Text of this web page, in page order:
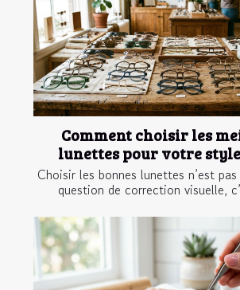
Comment choisir les
lunettes pour votre
Choisir les bonnes lunettes n’est
question de correction visuelle,